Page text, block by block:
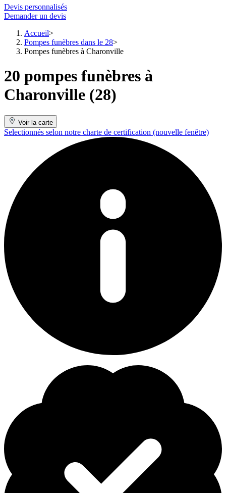
Devis personnalisés
Demander un devis
Accueil
Pompes funèbres dans le 28
Pompes funèbres à Charonville
20 pompes funèbres à
Charonville (28)
Voir la carte
Selectionnés selon notre charte de certification (nouvelle fenêtre)